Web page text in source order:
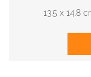
13.5 x 14.8